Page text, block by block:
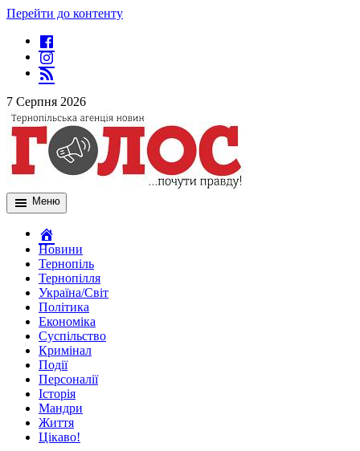
Перейти до контенту
7 Серпня 2026
Меню
Новини
Тернопіль
Тернопілля
Україна/Світ
Політика
Економіка
Суспільство
Кримінал
Події
Персоналії
Історія
Мандри
Життя
Цікаво!